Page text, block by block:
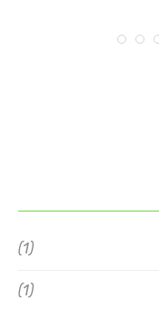
(1)
(1)